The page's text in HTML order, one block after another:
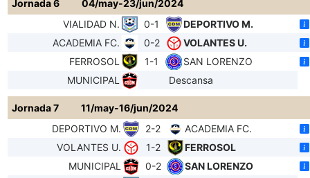
Jornada 6
04/may-23/jun/2024
VIALIDAD N.
0-1
DEPORTIVO M.
ACADEMIA FC.
0-2
VOLANTES U.
FERROSOL
1-1
SAN LORENZO
MUNICIPAL
Descansa
Jornada 7
11/may-16/jun/2024
DEPORTIVO M.
2-2
ACADEMIA FC.
VOLANTES U.
1-2
FERROSOL
MUNICIPAL
0-2
SAN LORENZO